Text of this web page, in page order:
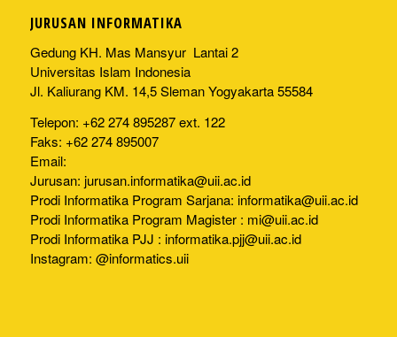
JURUSAN INFORMATIKA
Gedung KH. Mas Mansyur Lantai 2
Universitas Islam Indonesia
Jl. Kaliurang KM. 14,5 Sleman Yogyakarta 55584
Telepon: +62 274 895287 ext. 122
Faks: +62 274 895007
Email:
Jurusan: jurusan.informatika@uii.ac.id
Prodi Informatika Program Sarjana: informatika@uii.ac.id
Prodi Informatika Program Magister : mi@uii.ac.id
Prodi Informatika PJJ : informatika.pjj@uii.ac.id
Instagram: @informatics.uii